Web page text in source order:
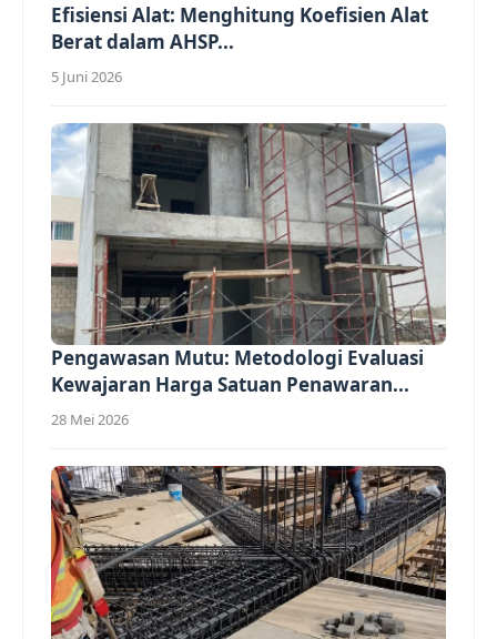
Efisiensi Alat: Menghitung Koefisien Alat
Berat dalam AHSP...
5 Juni 2026
Pengawasan Mutu: Metodologi Evaluasi
Kewajaran Harga Satuan Penawaran...
28 Mei 2026